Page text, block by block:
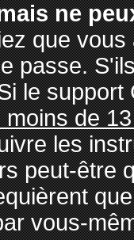
ne
que
passe.
le
moins de
les
peut-être
vous-